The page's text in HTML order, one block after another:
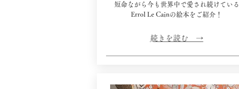
​短命ながら今も世界中で愛され続けている
Errol Le Cainの絵本をご紹介！
​続きを読む →​